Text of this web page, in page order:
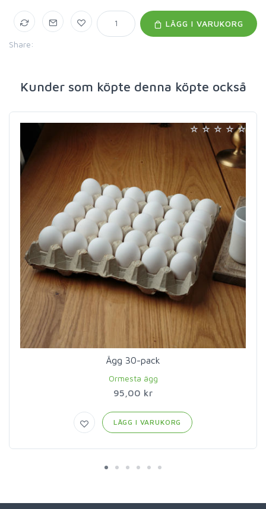
Share:
LÄGG I VARUKORG
Kunder som köpte denna köpte också
Ägg 30-pack
Ormesta ägg
95,00 kr
LÄGG I VARUKORG